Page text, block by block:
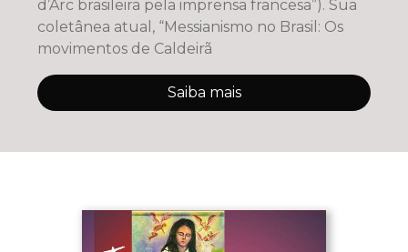
d’Arc brasileira pela imprensa francesa”). Sua
coletânea atual, “Messianismo no Brasil: Os
movimentos de Caldeirã
Saiba mais